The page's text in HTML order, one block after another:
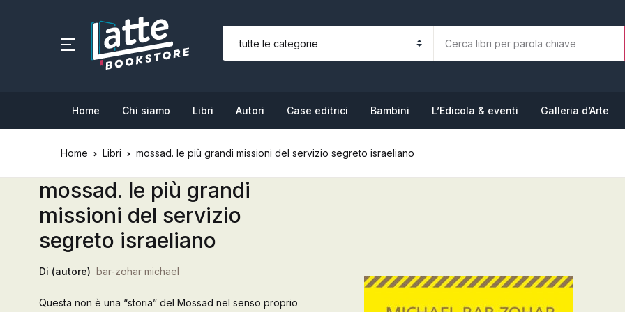
Home Chi siamo Libri Autori Case editrici Bambini L’Edicola & eventi Galleria d’Arte
SHOP BY CATEGORY
Autori
Bambini
L’Edicola & eventi
La tua
Home Libri mossad. le più grandi missioni del servizio segreto israeliano
mossad. le più grandi
missioni del servizio
segreto israeliano
Di (autore) bar-zohar michael
Questa non è una “storia” del Mossad nel senso proprio